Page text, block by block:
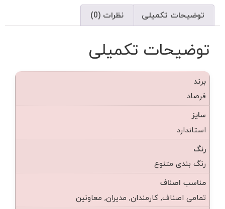
توضیحات تکمیلی نظرات (0)
توضیحات تکمیلی
برند
فرصاد
سایز
استاندارد
رنگ
رنگ بندی متنوع
مناسب اصناف
تمامی اصناف, کارمندان, مدیران, معاونین